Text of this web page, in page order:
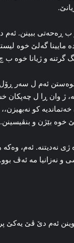
ڕه‌حه‌تی ببینن. ئه‌م
مایینا گه‌لێ خوه‌
و ژیانا خوه‌ ب
ئه‌م ل سه‌ر
ژ وان ڕا ل چه‌پکان
کو
خوه‌ بێژن و بنڤیسینن.
ئه‌م، وه‌که‌
و نه‌زانیا مه‌ ئه‌ڤ
ئه‌م دێ ڤێ یه‌کێ